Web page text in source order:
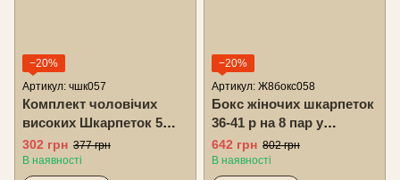
−20%
Артикул: чшк057
Комплект чоловічих
високих Шкарпеток 5
пар 41-45 р
302 грн 377 грн
В наявності
−20%
Артикул: Ж8бокс058
Бокс жіночих шкарпеток
36-41 р на 8 пар у
подарунковій коробці
642 грн 802 грн
В наявності